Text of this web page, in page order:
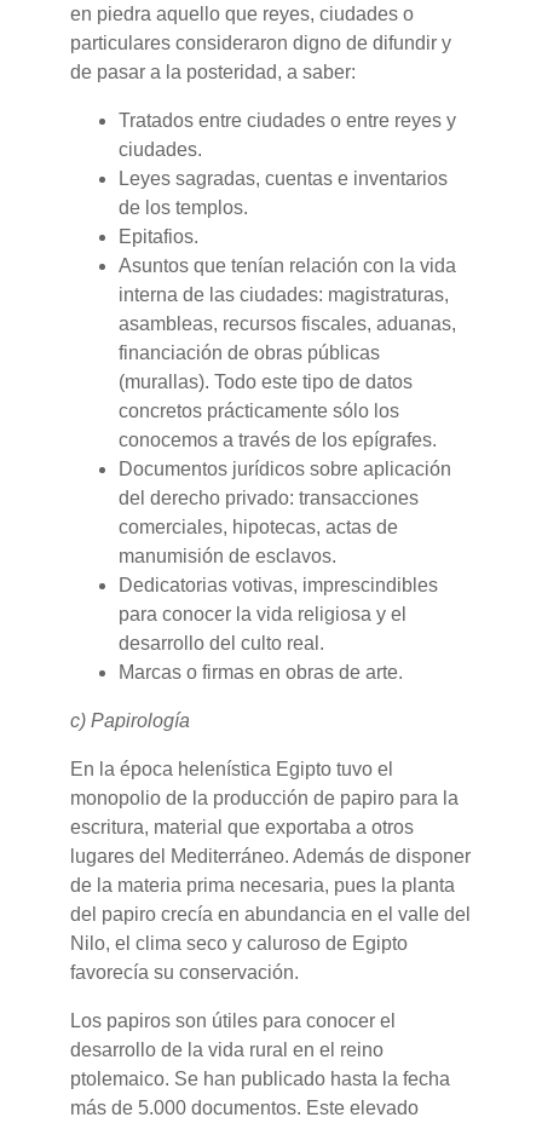
en piedra aquello que reyes, ciudades o
particulares consideraron digno de difundir y
de pasar a la posteridad, a saber:
Tratados entre ciudades o entre reyes y
ciudades.
Leyes sagradas, cuentas e inventarios
de los templos.
Epitafios.
Asuntos que tenían relación con la vida
interna de las ciudades: magistraturas,
asambleas, recursos fiscales, aduanas,
financiación de obras públicas
(murallas). Todo este tipo de datos
concretos prácticamente sólo los
conocemos a través de los epígrafes.
Documentos jurídicos sobre aplicación
del derecho privado: transacciones
comerciales, hipotecas, actas de
manumisión de esclavos.
Dedicatorias votivas, imprescindibles
para conocer la vida religiosa y el
desarrollo del culto real.
Marcas o firmas en obras de arte.
c) Papirología
En la época helenística Egipto tuvo el
monopolio de la producción de papiro para la
escritura, material que exportaba a otros
lugares del Mediterráneo. Además de disponer
de la materia prima necesaria, pues la planta
del papiro crecía en abundancia en el valle del
Nilo, el clima seco y caluroso de Egipto
favorecía su conservación.
Los papiros son útiles para conocer el
desarrollo de la vida rural en el reino
ptolemaico. Se han publicado hasta la fecha
más de 5.000 documentos. Este elevado